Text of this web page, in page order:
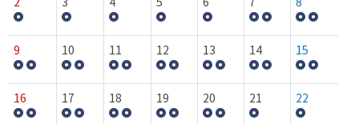
2 3 4 5 6 7 8
9 10 11 12 13 14 15
16 17 18 19 20 21 22